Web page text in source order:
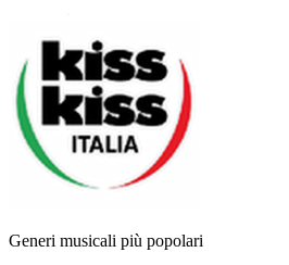
Generi musicali più popolari